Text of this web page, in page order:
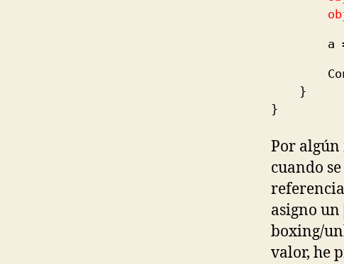
a
}
}
Por
cuando
asigno un
boxing/
valor, he